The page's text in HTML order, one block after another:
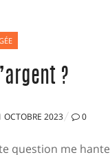
?
OCTOBRE 2023 0
question me hante